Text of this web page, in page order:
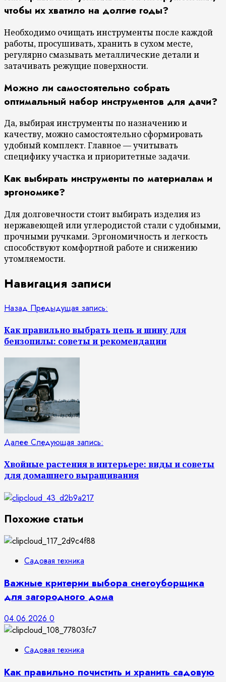
чтобы их хватило на долгие годы?
Необходимо очищать инструменты после каждой
работы, просушивать, хранить в сухом месте,
регулярно смазывать металлические детали и
затачивать режущие поверхности.
Можно ли самостоятельно собрать
оптимальный набор инструментов для дачи?
Да, выбирая инструменты по назначению и
качеству, можно самостоятельно сформировать
удобный комплект. Главное — учитывать
специфику участка и приоритетные задачи.
Как выбирать инструменты по материалам и
эргономике?
Для долговечности стоит выбирать изделия из
нержавеющей или углеродистой стали с удобными,
прочными ручками. Эргономичность и легкость
способствуют комфортной работе и снижению
утомляемости.
Навигация записи
Назад Предыдущая запись:
Как правильно выбрать цепь и шину для
бензопилы: советы и рекомендации
Далее Следующая запись:
Хвойные растения в интерьере: виды и советы
для домашнего выращивания
Похожие статьи
Садовая техника
Важные критерии выбора снегоуборщика
для загородного дома
04.06.2026 0
Садовая техника
Как правильно почистить и хранить садовую